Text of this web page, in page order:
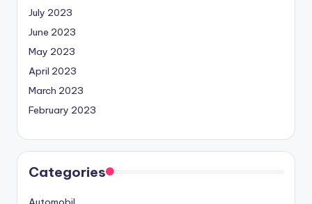
July 2023
June 2023
May 2023
April 2023
March 2023
February 2023
Categories